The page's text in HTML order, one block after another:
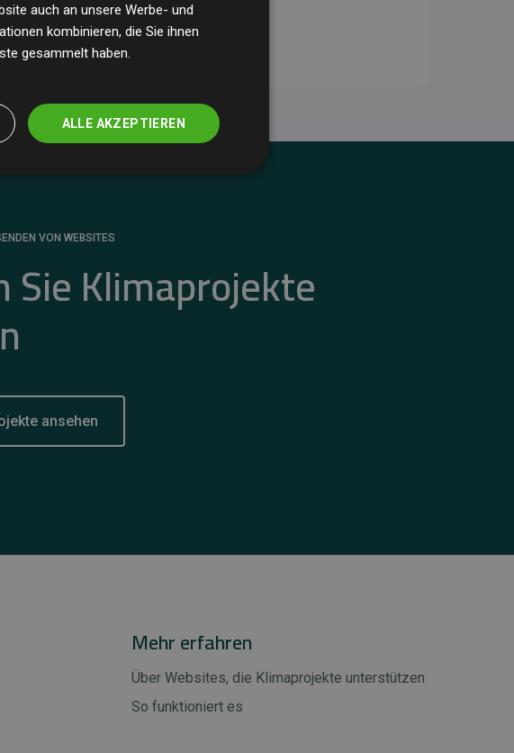
VON WEBSITES
Sie Klimaprojekte
ansehen
Mehr erfahren
Über Websites, die Klimaprojekte unterstützen
So funktioniert es
auch an unsere Werbe- und
kombinieren, die Sie ihnen
gesammelt haben.
ALLE AKZEPTIEREN